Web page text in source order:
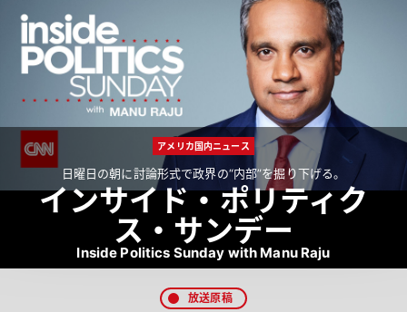
アメリカ国内ニュース
日曜日の朝に討論形式で政界の“内部”を掘り下げる。
インサイド・ポリティク
ス・サンデー
Inside Politics Sunday with Manu Raju
放送原稿